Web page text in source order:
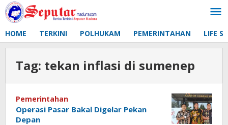
Lewati
ke
HOME TERKINI POLHUKAM PEMERINTAHAN LIFE
Tag: tekan inflasi di sumenep
Pemerintahan
Operasi Pasar Bakal Digelar Pekan
Depan